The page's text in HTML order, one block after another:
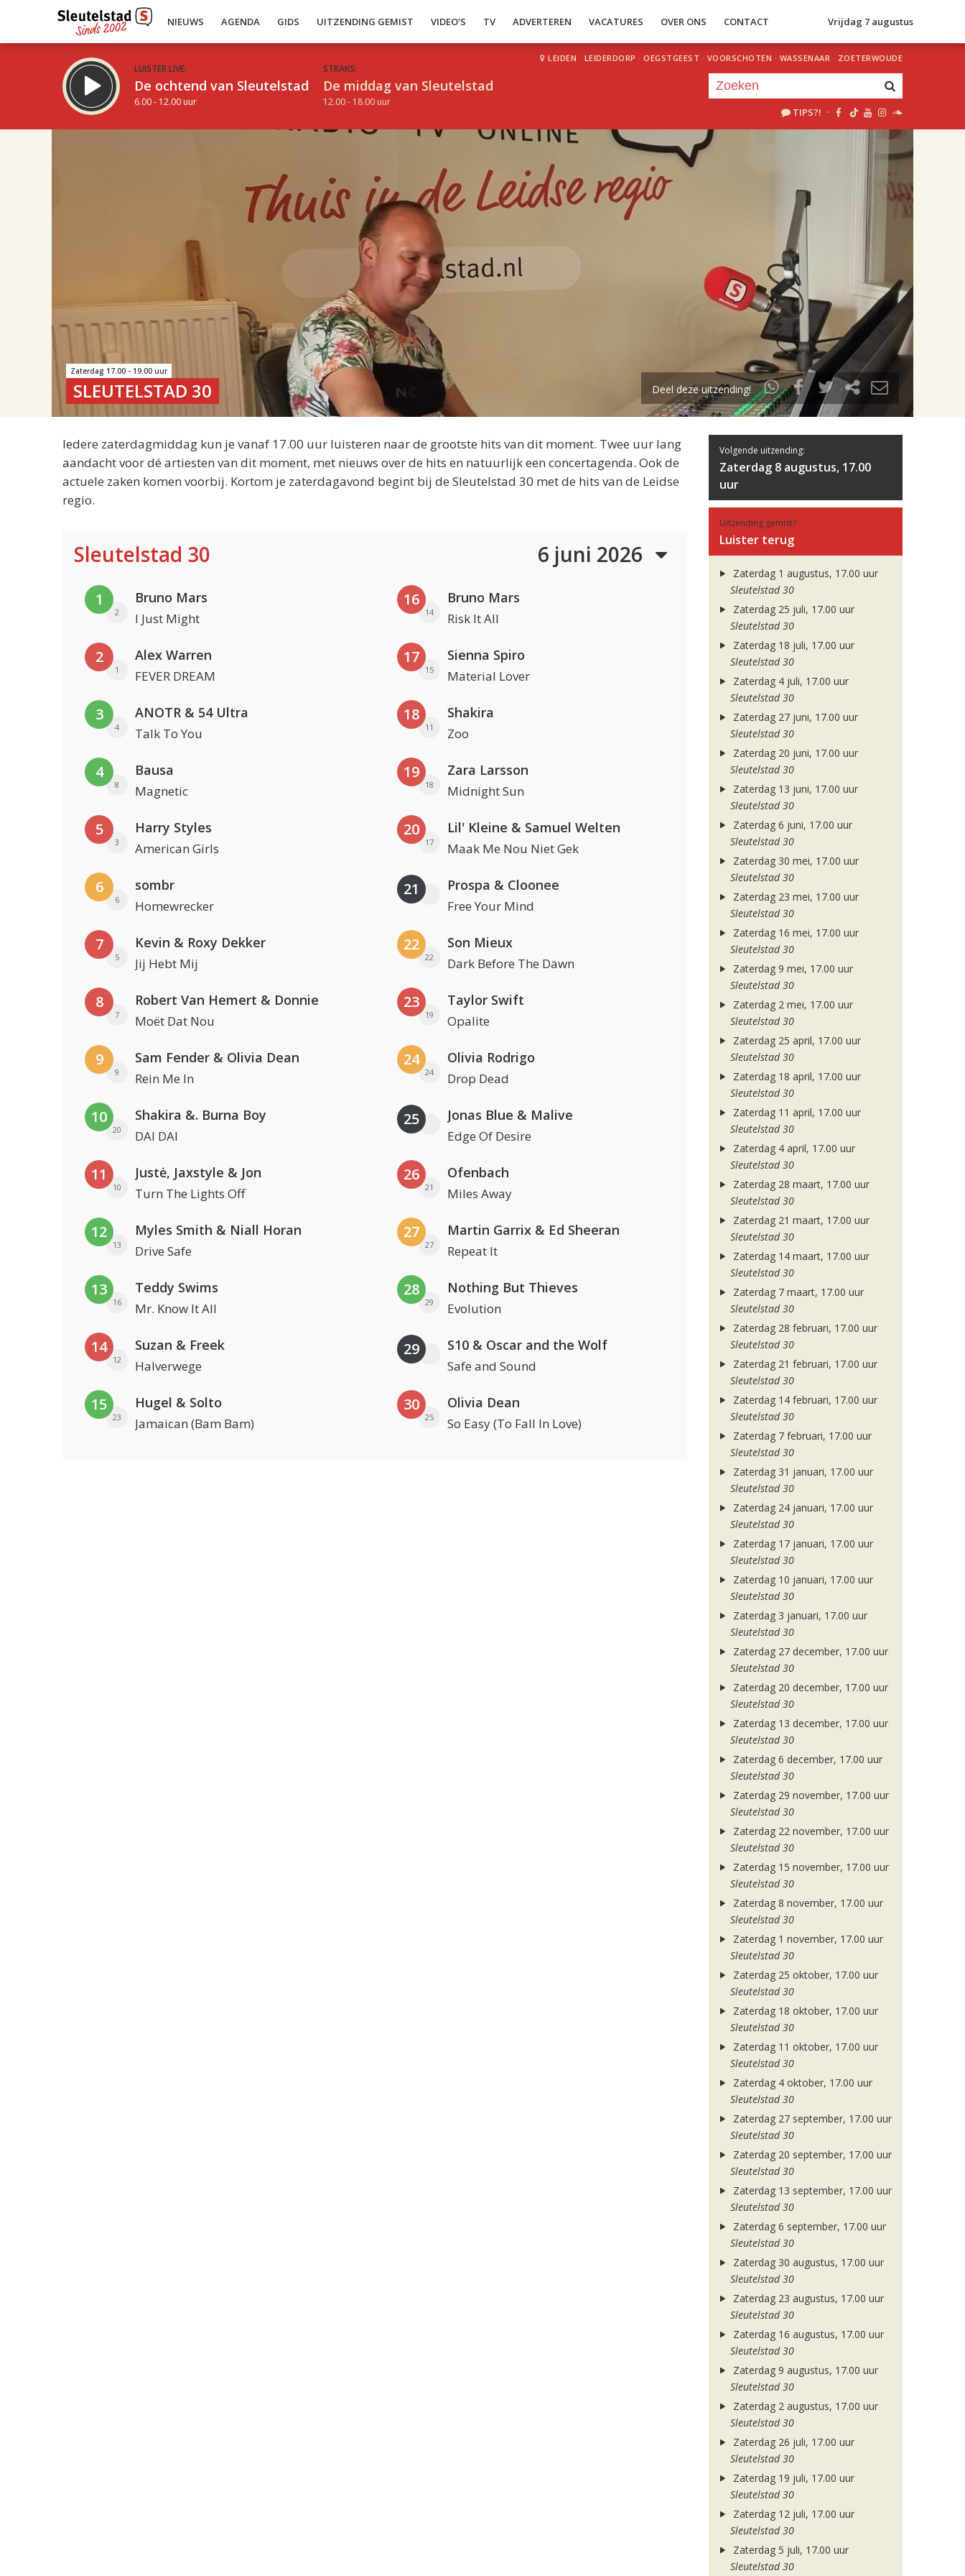
NIEUWS AGENDA GIDS UITZENDING GEMIST VIDEO’S TV ADVERTEREN VACATURES OVER ONS CONTACT Vrijdag 7 augustus
LUISTER LIVE:
De ochtend van Sleutelstad
6.00 - 12.00 uur
STRAKS:
De middag van Sleutelstad
12.00 - 18.00 uur
LEIDEN · LEIDERDORP · OEGSTGEEST · VOORSCHOTEN · WASSENAAR · ZOETERWOUDE
TIPS?! ·
uur 1 van 2
Volgend uur
Zaterdag 17.00 - 19.00 uur
SLEUTELSTAD 30 Deel deze uitzending!
Iedere zaterdagmiddag kun je vanaf 17.00 uur luisteren naar de grootste hits van dit moment. Twee uur lang
aandacht voor dé artiesten van dit moment, met nieuws over de hits en natuurlijk een concertagenda. Ook de
actuele zaken komen voorbij. Kortom je zaterdagavond begint bij de Sleutelstad 30 met de hits van de Leidse
regio.
Sleutelstad 30 6 juni 2026
1
2
Bruno Mars
I Just Might
2
1
Alex Warren
FEVER DREAM
3
4
ANOTR & 54 Ultra
Talk To You
4
8
Bausa
Magnetic
5
3
Harry Styles
American Girls
6
6
sombr
Homewrecker
7
5
Kevin & Roxy Dekker
Jij Hebt Mij
8
7
Robert Van Hemert & Donnie
Moët Dat Nou
9
9
Sam Fender & Olivia Dean
Rein Me In
10
20
Shakira &. Burna Boy
DAI DAI
11
10
Justė, Jaxstyle & Jon
Turn The Lights Off
12
13
Myles Smith & Niall Horan
Drive Safe
13
16
Teddy Swims
Mr. Know It All
14
12
Suzan & Freek
Halverwege
15
23
Hugel & Solto
Jamaican (Bam Bam)
16
14
Bruno Mars
Risk It All
17
15
Sienna Spiro
Material Lover
18
11
Shakira
Zoo
19
18
Zara Larsson
Midnight Sun
20
17
Lil' Kleine & Samuel Welten
Maak Me Nou Niet Gek
21 Prospa & Cloonee
Free Your Mind
22
22
Son Mieux
Dark Before The Dawn
23
19
Taylor Swift
Opalite
24
24
Olivia Rodrigo
Drop Dead
25 Jonas Blue & Malive
Edge Of Desire
26
21
Ofenbach
Miles Away
27
27
Martin Garrix & Ed Sheeran
Repeat It
28
29
Nothing But Thieves
Evolution
29 S10 & Oscar and the Wolf
Safe and Sound
30
25
Olivia Dean
So Easy (To Fall In Love)
Volgende uitzending:
Zaterdag 8 augustus, 17.00
uur
Uitzending gemist?
Luister terug
Zaterdag 1 augustus, 17.00 uur
Sleutelstad 30
Zaterdag 25 juli, 17.00 uur
Sleutelstad 30
Zaterdag 18 juli, 17.00 uur
Sleutelstad 30
Zaterdag 4 juli, 17.00 uur
Sleutelstad 30
Zaterdag 27 juni, 17.00 uur
Sleutelstad 30
Zaterdag 20 juni, 17.00 uur
Sleutelstad 30
Zaterdag 13 juni, 17.00 uur
Sleutelstad 30
Zaterdag 6 juni, 17.00 uur
Sleutelstad 30
Zaterdag 30 mei, 17.00 uur
Sleutelstad 30
Zaterdag 23 mei, 17.00 uur
Sleutelstad 30
Zaterdag 16 mei, 17.00 uur
Sleutelstad 30
Zaterdag 9 mei, 17.00 uur
Sleutelstad 30
Zaterdag 2 mei, 17.00 uur
Sleutelstad 30
Zaterdag 25 april, 17.00 uur
Sleutelstad 30
Zaterdag 18 april, 17.00 uur
Sleutelstad 30
Zaterdag 11 april, 17.00 uur
Sleutelstad 30
Zaterdag 4 april, 17.00 uur
Sleutelstad 30
Zaterdag 28 maart, 17.00 uur
Sleutelstad 30
Zaterdag 21 maart, 17.00 uur
Sleutelstad 30
Zaterdag 14 maart, 17.00 uur
Sleutelstad 30
Zaterdag 7 maart, 17.00 uur
Sleutelstad 30
Zaterdag 28 februari, 17.00 uur
Sleutelstad 30
Zaterdag 21 februari, 17.00 uur
Sleutelstad 30
Zaterdag 14 februari, 17.00 uur
Sleutelstad 30
Zaterdag 7 februari, 17.00 uur
Sleutelstad 30
Zaterdag 31 januari, 17.00 uur
Sleutelstad 30
Zaterdag 24 januari, 17.00 uur
Sleutelstad 30
Zaterdag 17 januari, 17.00 uur
Sleutelstad 30
Zaterdag 10 januari, 17.00 uur
Sleutelstad 30
Zaterdag 3 januari, 17.00 uur
Sleutelstad 30
Zaterdag 27 december, 17.00 uur
Sleutelstad 30
Zaterdag 20 december, 17.00 uur
Sleutelstad 30
Zaterdag 13 december, 17.00 uur
Sleutelstad 30
Zaterdag 6 december, 17.00 uur
Sleutelstad 30
Zaterdag 29 november, 17.00 uur
Sleutelstad 30
Zaterdag 22 november, 17.00 uur
Sleutelstad 30
Zaterdag 15 november, 17.00 uur
Sleutelstad 30
Zaterdag 8 november, 17.00 uur
Sleutelstad 30
Zaterdag 1 november, 17.00 uur
Sleutelstad 30
Zaterdag 25 oktober, 17.00 uur
Sleutelstad 30
Zaterdag 18 oktober, 17.00 uur
Sleutelstad 30
Zaterdag 11 oktober, 17.00 uur
Sleutelstad 30
Zaterdag 4 oktober, 17.00 uur
Sleutelstad 30
Zaterdag 27 september, 17.00 uur
Sleutelstad 30
Zaterdag 20 september, 17.00 uur
Sleutelstad 30
Zaterdag 13 september, 17.00 uur
Sleutelstad 30
Zaterdag 6 september, 17.00 uur
Sleutelstad 30
Zaterdag 30 augustus, 17.00 uur
Sleutelstad 30
Zaterdag 23 augustus, 17.00 uur
Sleutelstad 30
Zaterdag 16 augustus, 17.00 uur
Sleutelstad 30
Zaterdag 9 augustus, 17.00 uur
Sleutelstad 30
Zaterdag 2 augustus, 17.00 uur
Sleutelstad 30
Zaterdag 26 juli, 17.00 uur
Sleutelstad 30
Zaterdag 19 juli, 17.00 uur
Sleutelstad 30
Zaterdag 12 juli, 17.00 uur
Sleutelstad 30
Zaterdag 5 juli, 17.00 uur
Sleutelstad 30